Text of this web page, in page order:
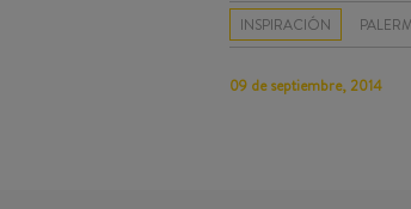
INSPIRACIÓN
09 de septiembre, 2014